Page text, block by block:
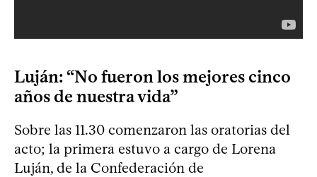
Luján: “No fueron los mejores cinco
años de nuestra vida”
Sobre las 11.30 comenzaron las oratorias del
acto; la primera estuvo a cargo de Lorena
Luján, de la Confederación de